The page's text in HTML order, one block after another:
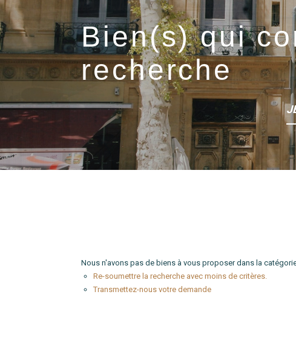
Bien(s) qui
recherche
Type de bien Localité
Nous n'avons pas de biens à vous proposer dans la
Re-soumettre la recherche avec moins de critères.
Transmettez-nous votre demande